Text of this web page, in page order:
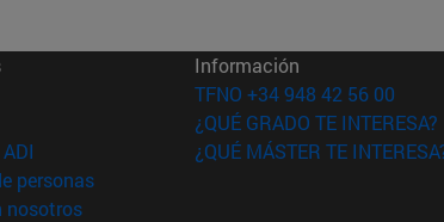
(abre en nueva ventana)
en nueva ventana)
(abre en nueva ventana)
personas(abre en nueva ventana)
nosotros(abre en nueva ventana)
Información
TFNO +34 948 42 56 00
¿QUÉ GRADO TE INTERESA?
¿QUÉ MÁSTER TE